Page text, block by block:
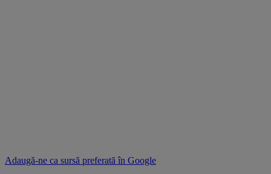
Adaugă-ne ca sursă preferată în Google